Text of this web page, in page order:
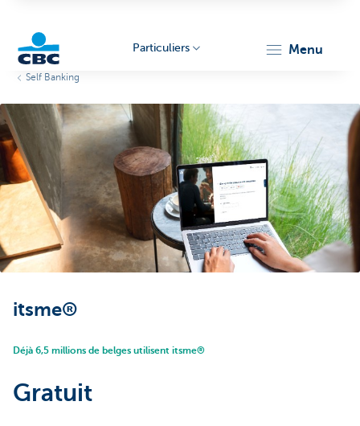
Particuliers menu
Self Banking
itsme®
Déjà 6,5 millions de belges utilisent itsme®
Gratuit